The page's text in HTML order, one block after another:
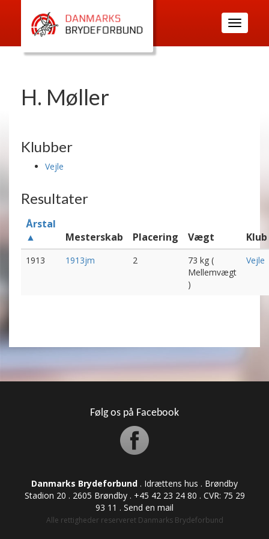
Toggle
navigation
H. Møller
Klubber
Vejle
Resultater
Årstal
▲
Mesterskab Placering Vægt Klub
1913 1913jm 2
73 kg (
Mellemvægt
)
Vejle
Følg os på Facebook
Danmarks Brydeforbund . Idrættens hus . Brøndby
Stadion 20 . 2605 Brøndby . +45 42 23 24 80 . CVR: ​​​​​​75 29
93 11 . Send en mail
Alle rettigheder reserveret Danmarks Brydeforbund